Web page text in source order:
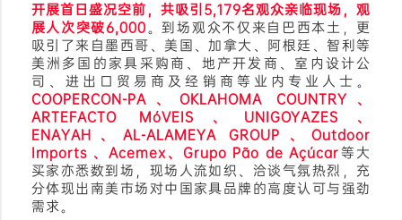
开展首日盛况空前，共吸引5,179名观众亲临现场，观
展人次突破6,000。到场观众不仅来自巴西本土，更
吸引了来自墨西哥、美国、加拿大、阿根廷、智利等
美洲多国的家具采购商、地产开发商、室内设计公
司、进出口贸易商及经销商等业内专业人士。
COOPERCON-PA、OKLAHOMA COUNTRY、
ARTEFACTO MóVEIS、UNIGOYAZES、
ENAYAH、AL-ALAMEYA GROUP、Outdoor
Imports 、Acemex、Grupo Pão de Açúcar等大
买家亦悉数到场，现场人流如织、洽谈气氛热烈，充
分体现出南美市场对中国家具品牌的高度认可与强劲
需求。